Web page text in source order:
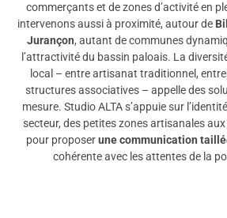
commerçants et de zones d’activité en
intervenons aussi à proximité, autour de
Jurançon, autant de communes
l’attractivité du bassin paloais. La
local – entre artisanat traditionnel,
structures associatives – appelle des
mesure. Studio ALTA s’appuie sur
secteur, des petites zones artisanales
pour proposerune communication
cohérente avec les attentes de la